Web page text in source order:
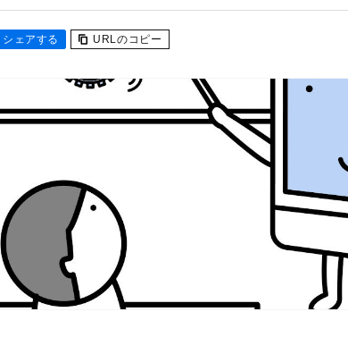
シェアする URLのコピー